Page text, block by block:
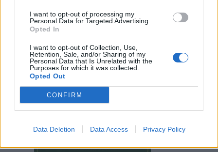
I want to opt-out of processing my
Personal Data for Targeted Advertising.
Opted In
I want to opt-out of Collection, Use,
Retention, Sale, and/or Sharing of my
Personal Data that Is Unrelated with the
Purposes for which it was collected.
Opted Out
CONFIRM
Data Deletion Data Access Privacy Policy